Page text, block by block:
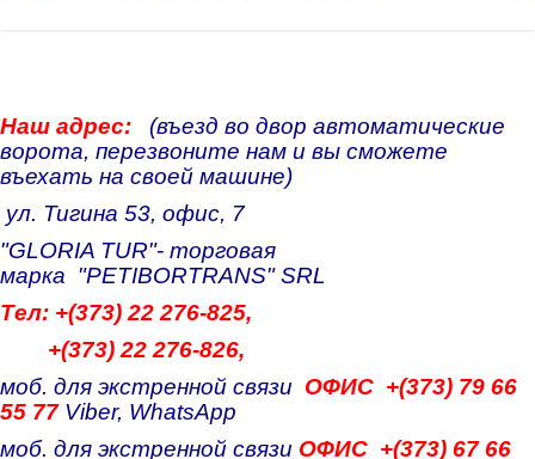
Наш адрес:
(въезд во двор автоматические
ворота, перезвоните нам и вы сможете
въехать на своей машине)
ул. Тигина 53, офис, 7
"GLORIA TUR"- торговая
марка "PETIBORTRANS" SRL
Tел: +(373) 22 276-825,
+(373) 22 276-826,
моб. для экстренной связи ОФИС +(373) 79 66
55 77 Viber, WhatsApp
моб. для экстренной связи ОФИС +(373) 67 66
Кранево
Бяла
Обзор
Русалка
Св.Влас
Елените
Созополь
Чехия
Австрия
Польша
Украина
Молдова